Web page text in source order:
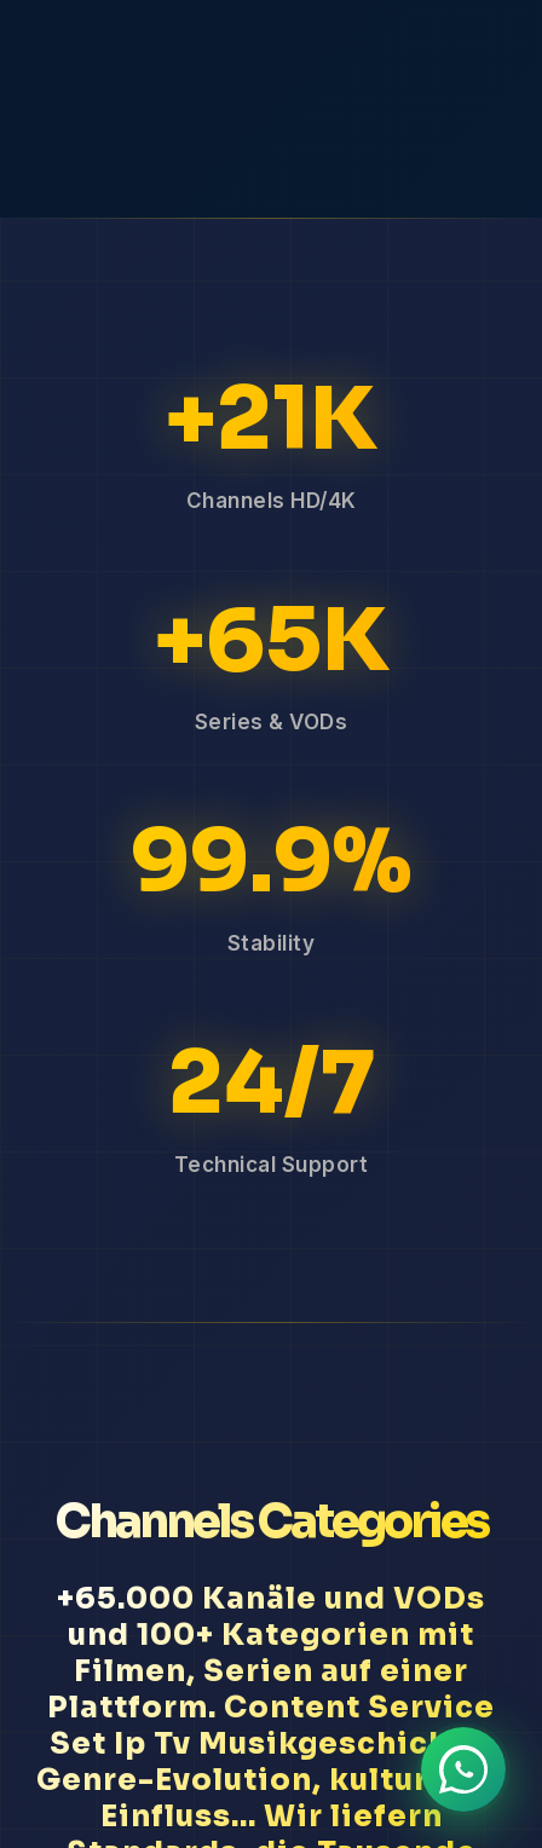
+21K
Channels HD/4K
+65K
Series & VODs
99.9%
Stability
24/7
Technical Support
Channels Categories
+65.000 Kanäle und VODs
und 100+ Kategorien mit
Filmen, Serien auf einer
Plattform. Content Service
Set Ip Tv Musikgeschichte,
Genre-Evolution, kultureller
Einfluss... Wir liefern